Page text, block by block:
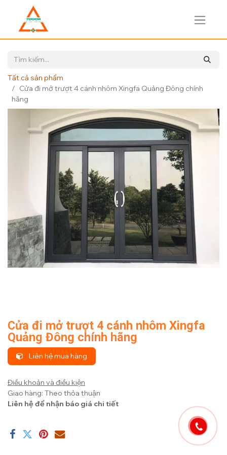
Tất cả sản phẩm
Cửa đi mở trượt 4 cánh nhôm Xingfa Quảng Đông chính
hãng
Cửa đi mở trượt 4 cánh nhôm Xingfa
Quảng Đông chính hãng
Liên hệ mua hàng
Điều khoản và điều kiện
Giao hàng: Theo thỏa thuận
Liên hệ để nhận báo giá chi tiết